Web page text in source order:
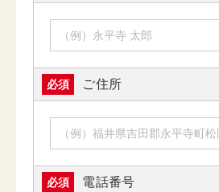
必須 ご住所
必須 電話番号